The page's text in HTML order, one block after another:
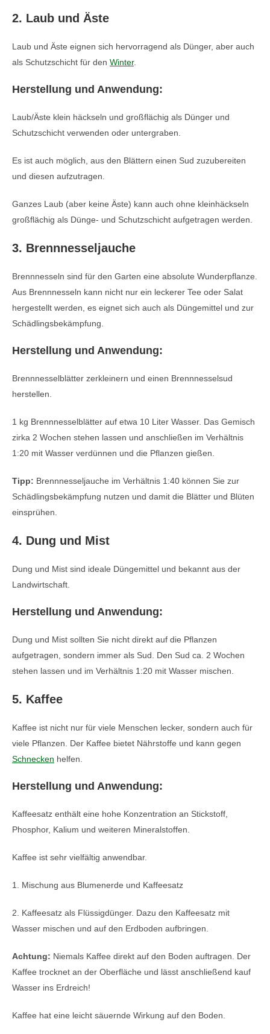
2. Laub und Äste
Laub und Äste eignen sich hervorragend als Dünger, aber auch
als Schutzschicht für den Winter.
Herstellung und Anwendung:
Laub/Äste klein häckseln und großflächig als Dünger und
Schutzschicht verwenden oder untergraben.
Es ist auch möglich, aus den Blättern einen Sud zuzubereiten
und diesen aufzutragen.
Ganzes Laub (aber keine Äste) kann auch ohne kleinhäckseln
großflächig als Dünge- und Schutzschicht aufgetragen werden.
3. Brennnesseljauche
Brennnesseln sind für den Garten eine absolute Wunderpflanze.
Aus Brennnesseln kann nicht nur ein leckerer Tee oder Salat
hergestellt werden, es eignet sich auch als Düngemittel und zur
Schädlingsbekämpfung.
Herstellung und Anwendung:
Brennnesselblätter zerkleinern und einen Brennnesselsud
herstellen.
1 kg Brennnesselblätter auf etwa 10 Liter Wasser. Das Gemisch
zirka 2 Wochen stehen lassen und anschließen im Verhältnis
1:20 mit Wasser verdünnen und die Pflanzen gießen.
Tipp: Brennnesseljauche im Verhältnis 1:40 können Sie zur
Schädlingsbekämpfung nutzen und damit die Blätter und Blüten
einsprühen.
4. Dung und Mist
Dung und Mist sind ideale Düngemittel und bekannt aus der
Landwirtschaft.
Herstellung und Anwendung:
Dung und Mist sollten Sie nicht direkt auf die Pflanzen
aufgetragen, sondern immer als Sud. Den Sud ca. 2 Wochen
stehen lassen und im Verhältnis 1:20 mit Wasser mischen.
5. Kaffee
Kaffee ist nicht nur für viele Menschen lecker, sondern auch für
viele Pflanzen. Der Kaffee bietet Nährstoffe und kann gegen
Schnecken helfen.
Herstellung und Anwendung:
Kaffeesatz enthält eine hohe Konzentration an Stickstoff,
Phosphor, Kalium und weiteren Mineralstoffen.
Kaffee ist sehr vielfältig anwendbar.
1. Mischung aus Blumenerde und Kaffeesatz
2. Kaffeesatz als Flüssigdünger. Dazu den Kaffeesatz mit
Wasser mischen und auf den Erdboden aufbringen.
Achtung: Niemals Kaffee direkt auf den Boden auftragen. Der
Kaffee trocknet an der Oberfläche und lässt anschließend kauf
Wasser ins Erdreich!
Kaffee hat eine leicht säuernde Wirkung auf den Boden.